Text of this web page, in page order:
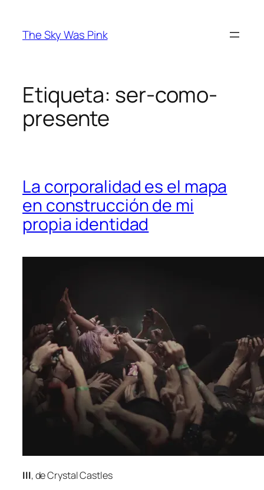
contenido
The Sky Was Pink
Etiqueta: ser-como-
presente
La corporalidad es el mapa
en construcción de mi
propia identidad
III, de Crystal Castles